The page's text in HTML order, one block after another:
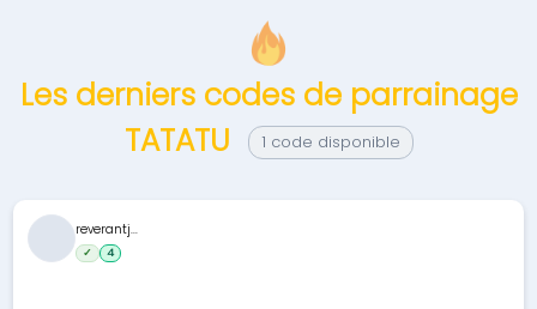
Les derniers codes de parrainage
TATATU
1 code disponible
reverantj...
✓ 4